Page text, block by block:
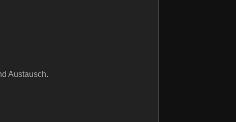
Austausch.